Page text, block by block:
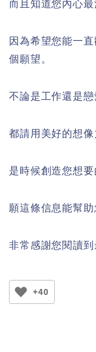
而且知道您內心最
因為希望您能一
個願望。
不論是工作還是戀
都請用美好的想像
是時候創造您想要
願這條信息能幫助
非常感謝您閱讀到
+40